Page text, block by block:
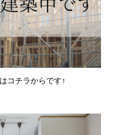
コチラからです↑